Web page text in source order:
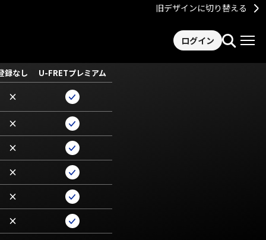
旧デザインに切り替える
ログイン
録なし U-FRETプレミアム
×
×
×
×
×
×